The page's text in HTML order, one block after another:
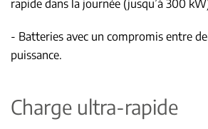
rapide dans la journée (jusqu’à 300
- Batteries avec un compromis entre
puissance.
Charge ultra-rapide